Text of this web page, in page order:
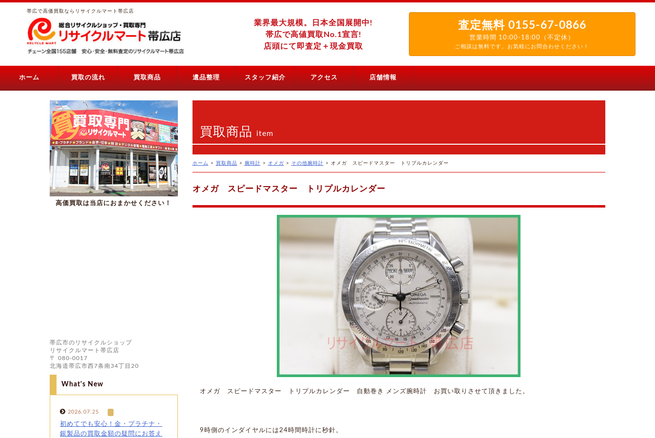
帯広で高価買取ならリサイクルマート帯広店
業界最大規模。日本全国展開中!
帯広で高値買取No.1宣言!
店頭にて即査定＋現金買取
査定無料 0155-67-0866
営業時間 10:00-18:00（不定休）
ご相談は無料です。お気軽にお問合わせください！
ホーム 買取の流れ 買取商品 遺品整理 スタッフ紹介 アクセス 店舗情報
買取商品 item
ホーム > 買取商品 > 腕時計 > オメガ > その他腕時計 > オメガ スピードマスター トリプルカレンダー
オメガ スピードマスター トリプルカレンダー
オメガ スピードマスター トリプルカレンダー 自動巻き メンズ腕時計 お買い取りさせて頂きました。
9時側のインダイヤルには24時間時計に秒針。
高価買取は当店におまかせください！
帯広市のリサイクルショップ
リサイクルマート帯広店
〒 080-0017
北海道帯広市西7条南34丁目20
What's New
2026.07.25
初めてでも安心！金・プラチナ・
銀製品の買取金額の疑問にお答え